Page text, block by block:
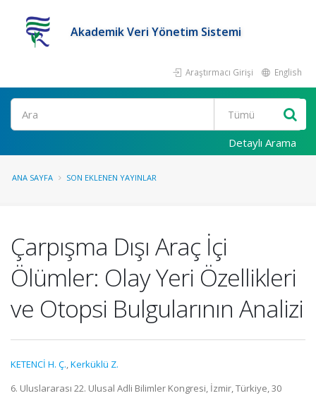
Akademik Veri Yönetim Sistemi
Araştırmacı Girişi English
Ara
Detaylı Arama
ANA SAYFA SON EKLENEN YAYINLAR
Çarpışma Dışı Araç İçi
Ölümler: Olay Yeri Özellikleri
ve Otopsi Bulgularının Analizi
KETENCİ H. Ç.,Kerküklü Z.
6. Uluslararası 22. Ulusal Adli Bilimler Kongresi, İzmir, Türkiye, 30